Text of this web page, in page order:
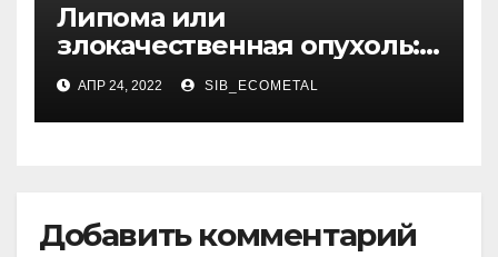
Липома или
злокачественная опухоль:
как отличить
АПР 24, 2022 SIB_ECOMETAL
Добавить комментарий